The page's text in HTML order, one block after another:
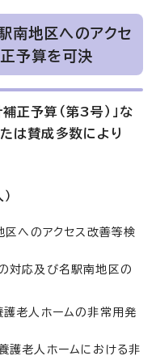
南地区へのアクセ
予算を可決
正予算（第3号）」な
は賛成多数により
区へのアクセス改善等検
対応及び名駅南地区の
護老人ホームの非常用発
護老人ホームにおける非